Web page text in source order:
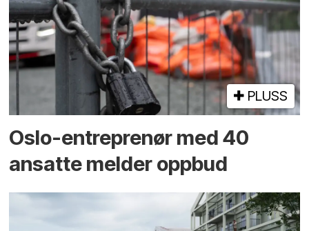
PLUSS
Oslo-entreprenør med 40
ansatte melder oppbud